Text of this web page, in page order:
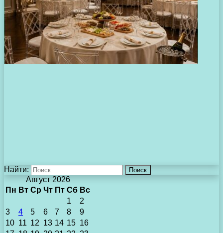
Найти:
Август 2026
Пн Вт Ср Чт Пт Сб Вс
1
2
3
4 5 6 7 8
9
10 11 12 13 14 15 16